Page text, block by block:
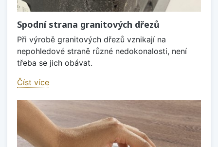
Spodní strana granitových dřezů
Při výrobě granitových dřezů vznikají na
nepohledové straně různé nedokonalosti, není
třeba se jich obávat.
Číst více